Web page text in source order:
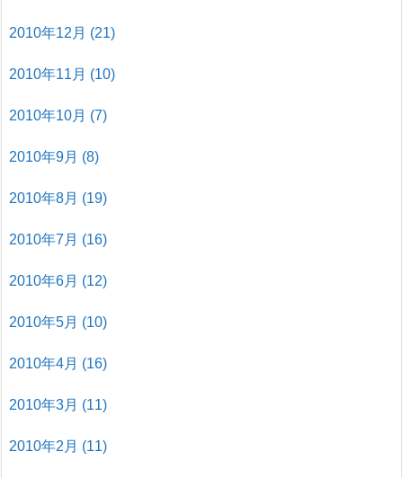
2010年12月 (21)
2010年11月 (10)
2010年10月 (7)
2010年9月 (8)
2010年8月 (19)
2010年7月 (16)
2010年6月 (12)
2010年5月 (10)
2010年4月 (16)
2010年3月 (11)
2010年2月 (11)